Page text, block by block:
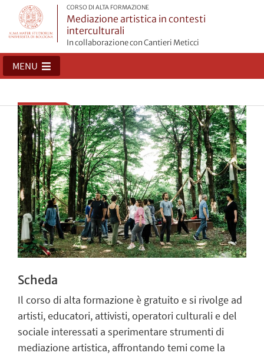
CORSO DI ALTA FORMAZIONE
Mediazione artistica in contesti
interculturali
In collaborazione con Cantieri Meticci
MENU
Scheda
Il corso di alta formazione è gratuito e si rivolge ad
artisti, educatori, attivisti, operatori culturali e del
sociale interessati a sperimentare strumenti di
mediazione artistica, affrontando temi come la